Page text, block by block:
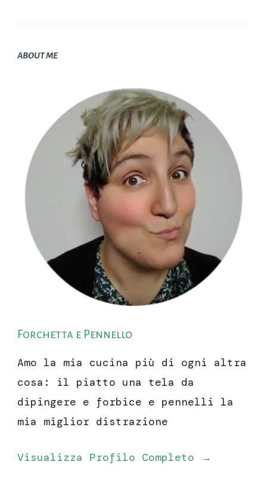
ABOUT ME
Forchetta e Pennello
Amo la mia cucina più di ogni altra
cosa: il piatto una tela da
dipingere e forbice e pennelli la
mia miglior distrazione
Visualizza Profilo Completo →